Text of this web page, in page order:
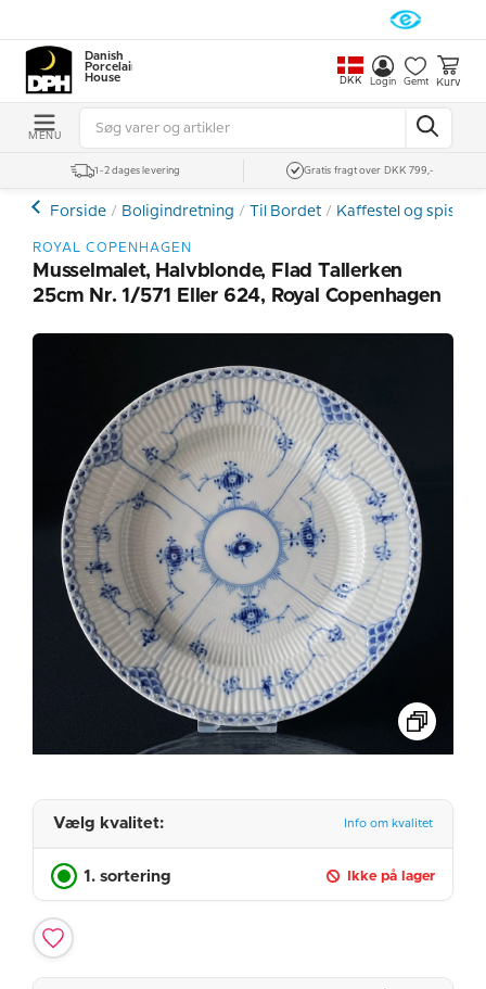
Danish
Porcelain
House
DKK Login Gemt Kurv
MENU
1-2 dages levering Gratis fragt over DKK 799,-
Forside Boligindretning Til Bordet Kaffestel og
ROYAL COPENHAGEN
Musselmalet, Halvblonde, Flad Tallerken
25cm Nr. 1/571 Eller 624, Royal Copenhagen
Vælg kvalitet: Info om kvalitet
1. sortering Ikke på lager